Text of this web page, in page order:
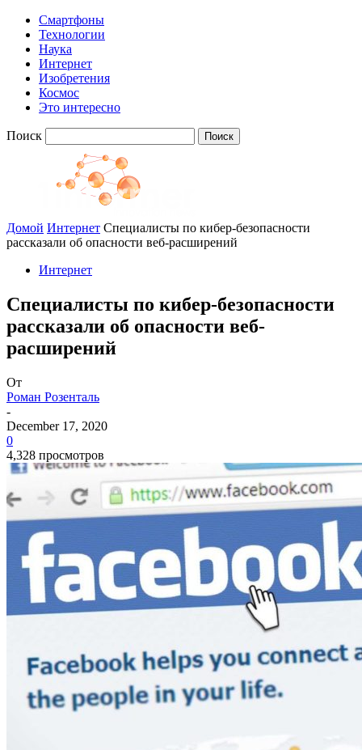
Смартфоны
Технологии
Наука
Интернет
Изобретения
Космос
Это интересно
Поиск
Домой Интернет Специалисты по кибер-безопасности
рассказали об опасности веб-расширений
Интернет
Специалисты по кибер-безопасности
рассказали об опасности веб-
расширений
От
Роман Розенталь
-
December 17, 2020
0
4,328 просмотров